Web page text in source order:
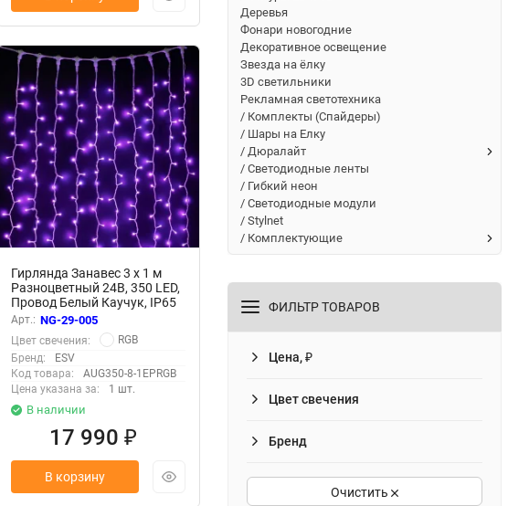
Гирлянда Занавес 3 x 1 м
Разноцветный 24В, 350 LED,
Провод Белый Каучук, IP65
Арт.: NG-29-005
Цвет свечения:
RGB
Бренд:
ESV
Код товара:
AUG350-8-1EPRGB
Цена указана за:
1 шт.
В наличии
17 990 ₽
В корзину
Деревья
Фонари новогодние
Декоративное освещение
Звезда на ёлку
3D светильники
Рекламная светотехника
/ Комплекты (Спайдеры)
/ Шары на Елку
/ Дюралайт
/ Светодиодные ленты
/ Гибкий неон
/ Светодиодные модули
/ Stylnet
/ Комплектующие
ФИЛЬТР ТОВАРОВ
Цена, ₽
Цвет свечения
Бренд
Очистить